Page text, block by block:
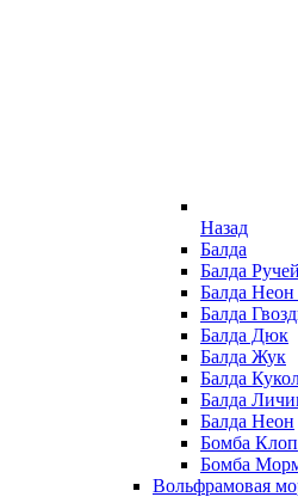
Назад
Балда
Балда
Балда Неон
Балда
Балда Дюк
Балда Жук
Балда
Балда
Балда Неон
Бомба Клоп
Бомба
Вольфрамовая